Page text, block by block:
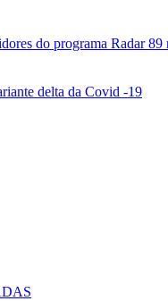
do programa Radar 89
delta da Covid -19